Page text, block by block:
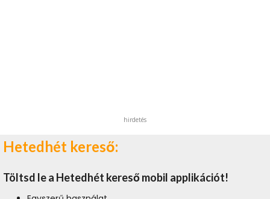
hirdetés
Hetedhét kereső:
Töltsd le a Hetedhét kereső mobil applikációt!